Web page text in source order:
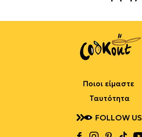
Ποιοι είμαστε
Ταυτότητα
FOLLOW US